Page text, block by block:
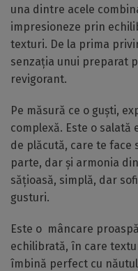
una dintre acele
impresioneze prin
texturi. De la prima
senzația unui preparat
revigorant.
Pe măsură ce o guști,
complexă. Este o
de plăcută, care te
parte, dar și armonia
sățioasă, simplă, dar
gusturi.
Este o mâncare
echilibrată, în care
îmbină perfect cu